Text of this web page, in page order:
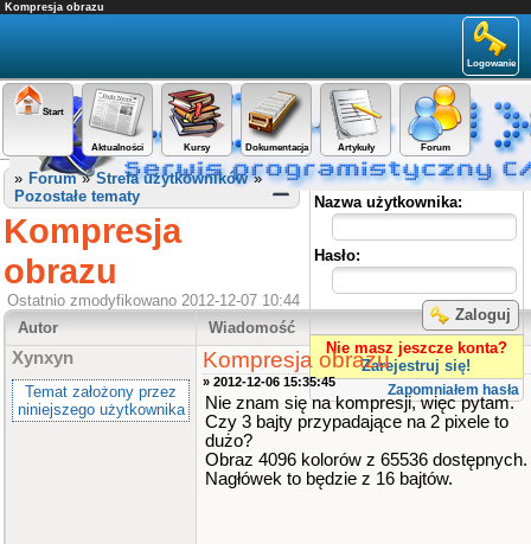
Kompresja obrazu
Logowanie
Start
Aktualności Kursy Dokumentacja Artykuły Forum
Panel użytkownika
Nazwa użytkownika:
Hasło:
Zaloguj
Nie masz jeszcze konta?
Zarejestruj się!
Zapomniałem hasła
» Forum»Strefa użytkowników»
Pozostałe tematy
Kompresja
obrazu
Ostatnio zmodyfikowano 2012-12-07 10:44
Autor
Wiadomość
Xynxyn
Temat założony przez
niniejszego użytkownika
Kompresja obrazu
» 2012-12-06 15:35:45
Nie znam się na kompresji, więc pytam.
Czy 3 bajty przypadające na 2 pixele to
dużo?
Obraz 4096 kolorów z 65536 dostępnych.
Nagłówek to będzie z 16 bajtów.